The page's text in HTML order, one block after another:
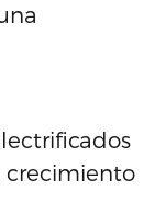
crecimiento